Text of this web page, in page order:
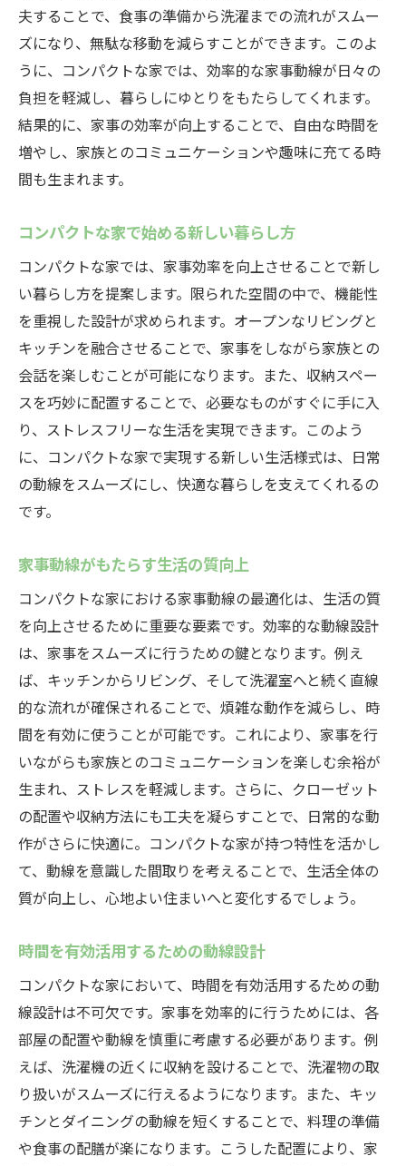
夫することで、食事の準備から洗濯までの流れがスムー
ズになり、無駄な移動を減らすことができます。このよ
うに、コンパクトな家では、効率的な家事動線が日々の
負担を軽減し、暮らしにゆとりをもたらしてくれます。
結果的に、家事の効率が向上することで、自由な時間を
増やし、家族とのコミュニケーションや趣味に充てる時
間も生まれます。
コンパクトな家で始める新しい暮らし方
コンパクトな家では、家事効率を向上させることで新し
い暮らし方を提案します。限られた空間の中で、機能性
を重視した設計が求められます。オープンなリビングと
キッチンを融合させることで、家事をしながら家族との
会話を楽しむことが可能になります。また、収納スペー
スを巧妙に配置することで、必要なものがすぐに手に入
り、ストレスフリーな生活を実現できます。このよう
に、コンパクトな家で実現する新しい生活様式は、日常
の動線をスムーズにし、快適な暮らしを支えてくれるの
です。
家事動線がもたらす生活の質向上
コンパクトな家における家事動線の最適化は、生活の質
を向上させるために重要な要素です。効率的な動線設計
は、家事をスムーズに行うための鍵となります。例え
ば、キッチンからリビング、そして洗濯室へと続く直線
的な流れが確保されることで、煩雑な動作を減らし、時
間を有効に使うことが可能です。これにより、家事を行
いながらも家族とのコミュニケーションを楽しむ余裕が
生まれ、ストレスを軽減します。さらに、クローゼット
の配置や収納方法にも工夫を凝らすことで、日常的な動
作がさらに快適に。コンパクトな家が持つ特性を活かし
て、動線を意識した間取りを考えることで、生活全体の
質が向上し、心地よい住まいへと変化するでしょう。
時間を有効活用するための動線設計
コンパクトな家において、時間を有効活用するための動
線設計は不可欠です。家事を効率的に行うためには、各
部屋の配置や動線を慎重に考慮する必要があります。例
えば、洗濯機の近くに収納を設けることで、洗濯物の取
り扱いがスムーズに行えるようになります。また、キッ
チンとダイニングの動線を短くすることで、料理の準備
や食事の配膳が楽になります。こうした配置により、家